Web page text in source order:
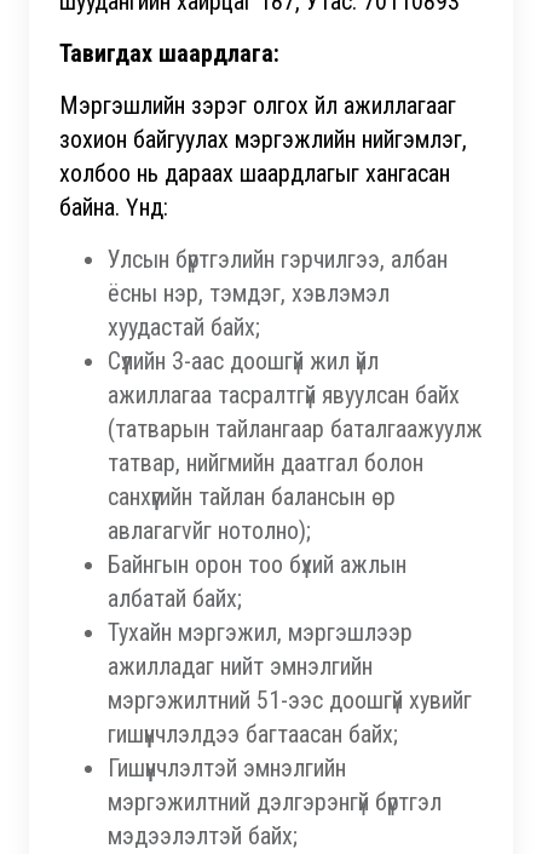
Тавигдах шаардлага:
Мэргэшлийн зэрэг олгох үйл ажиллагааг
зохион байгуулах мэргэжлийн нийгэмлэг,
холбоо нь дараах шаардлагыг хангасан
байна. Үүнд:
Улсын бүртгэлийн гэрчилгээ, албан
ёсны нэр, тэмдэг, хэвлэмэл
хуудастай байх;
Сүүлийн 3-аас доошгүй жил үйл
ажиллагаа тасралтгүй явуулсан байх
(татварын тайлангаар баталгаажуулж
татвар, нийгмийн даатгал болон
санхүүгийн тайлан балансын өр
авлагагvйг нотолно);
Байнгын орон тоо бүхий ажлын
албатай байх;
Тухайн мэргэжил, мэргэшлээр
ажилладаг нийт эмнэлгийн
мэргэжилтний 51-ээс доошгүй хувийг
гишүүнчлэлдээ багтаасан байх;
Гишүүнчлэлтэй эмнэлгийн
мэргэжилтний дэлгэрэнгүй бүртгэл
мэдээлэлтэй байх;